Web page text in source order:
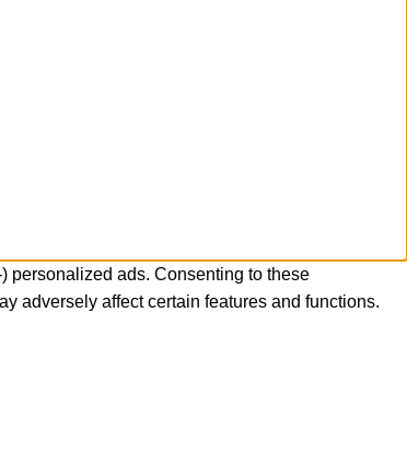
personalized ads. Consenting to these
adversely affect certain features and functions.